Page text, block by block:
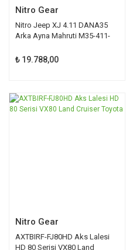
Nitro Gear
Nitro Jeep XJ 4.11 DANA35
Arka Ayna Mahruti M35-411-
₺ 19.788,00
Nitro Gear
AXTBIRF-FJ80HD Aks Lalesi
HD 80 Serisi VX80 Land